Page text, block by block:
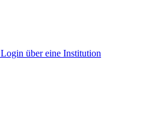
Login über eine Institution